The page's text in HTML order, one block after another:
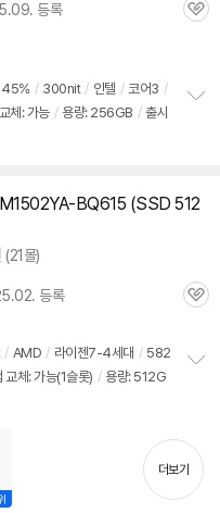
등록
관
45% / 300nit / 인텔 / 코어3 /
체: 가능 / 용량: 256GB / 출시
기
BQ615 (SSD 512
(21몰)
등록
관
/ AMD / 라이젠7-4세대 / 582
교체: 가능(1슬롯) / 용량: 512G
기
더보기